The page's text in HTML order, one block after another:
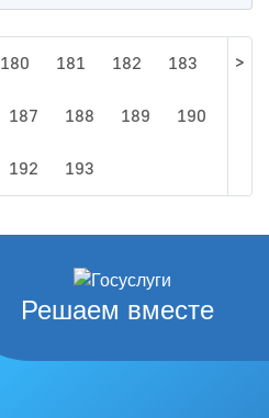
180 181 182 183
187 188 189 190
192 193
>
Решаем вместе